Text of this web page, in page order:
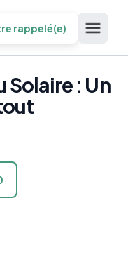
rappelé(e)
Solaire : Un